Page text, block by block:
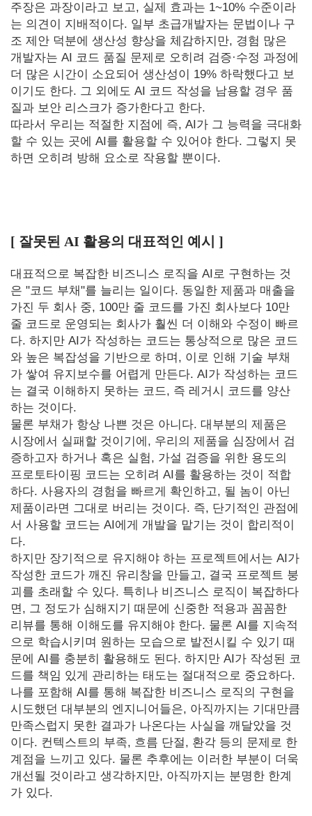
주장은 과장이라고 보고, 실제 효과는 1~10% 수준이라
는 의견이 지배적이다. 일부 초급개발자는 문법이나 구
조 제안 덕분에 생산성 향상을 체감하지만, 경험 많은
개발자는 AI 코드 품질 문제로 오히려 검증·수정 과정에
더 많은 시간이 소요되어 생산성이 19% 하락했다고 보
이기도 한다. 그 외에도 AI 코드 작성을 남용할 경우 품
질과 보안 리스크가 증가한다고 한다.
따라서 우리는 적절한 지점에 즉, AI가 그 능력을 극대화
할 수 있는 곳에 AI를 활용할 수 있어야 한다. 그렇지 못
하면 오히려 방해 요소로 작용할 뿐이다.
[ 잘못된 AI 활용의 대표적인 예시 ]
대표적으로 복잡한 비즈니스 로직을 AI로 구현하는 것
은 "코드 부채"를 늘리는 일이다. 동일한 제품과 매출을
가진 두 회사 중, 100만 줄 코드를 가진 회사보다 10만
줄 코드로 운영되는 회사가 훨씬 더 이해와 수정이 빠르
다. 하지만 AI가 작성하는 코드는 통상적으로 많은 코드
와 높은 복잡성을 기반으로 하며, 이로 인해 기술 부채
가 쌓여 유지보수를 어렵게 만든다. AI가 작성하는 코드
는 결국 이해하지 못하는 코드, 즉 레거시 코드를 양산
하는 것이다.
물론 부채가 항상 나쁜 것은 아니다. 대부분의 제품은
시장에서 실패할 것이기에, 우리의 제품을 심장에서 검
증하고자 하거나 혹은 실험, 가설 검증을 위한 용도의
프로토타이핑 코드는 오히려 AI를 활용하는 것이 적합
하다. 사용자의 경험을 빠르게 확인하고, 될 놈이 아닌
제품이라면 그대로 버리는 것이다. 즉, 단기적인 관점에
서 사용할 코드는 AI에게 개발을 맡기는 것이 합리적이
다.
하지만 장기적으로 유지해야 하는 프로젝트에서는 AI가
작성한 코드가 깨진 유리창을 만들고, 결국 프로젝트 붕
괴를 초래할 수 있다. 특히나 비즈니스 로직이 복잡하다
면, 그 정도가 심해지기 때문에 신중한 적용과 꼼꼼한
리뷰를 통해 이해도를 유지해야 한다. 물론 AI를 지속적
으로 학습시키며 원하는 모습으로 발전시킬 수 있기 때
문에 AI를 충분히 활용해도 된다. 하지만 AI가 작성된 코
드를 책임 있게 관리하는 태도는 절대적으로 중요하다.
나를 포함해 AI를 통해 복잡한 비즈니스 로직의 구현을
시도했던 대부분의 엔지니어들은, 아직까지는 기대만큼
만족스럽지 못한 결과가 나온다는 사실을 깨달았을 것
이다. 컨텍스트의 부족, 흐름 단절, 환각 등의 문제로 한
계점을 느끼고 있다. 물론 추후에는 이러한 부분이 더욱
개선될 것이라고 생각하지만, 아직까지는 분명한 한계
가 있다.